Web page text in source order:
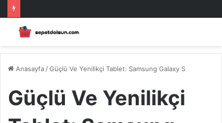
Anasayfa /Güçlü Ve Yenilikçi Tablet: Samsung Galaxy S
Güçlü Ve Yenilikçi